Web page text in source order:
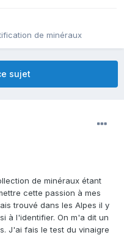
de minéraux
sujet
de minéraux étant
cette passion à mes
trouvé dans les Alpes il y
à l'identifier. On m'a dit un
J'ai fais le test du vinaigre